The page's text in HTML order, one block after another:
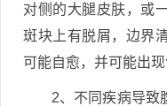
对侧的大腿皮肤，或
斑块上有脱屑，边界
可能自愈，并可能出现
2、不同疾病导致